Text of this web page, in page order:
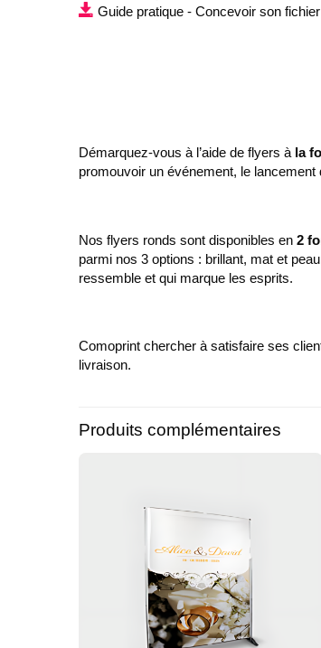
Guide pratique - Concevoir son
Démarquez-vous à l’aide de flyers à la
promouvoir un événement, le
Nos flyers ronds sont disponibles en 2
parmi nos 3 options : brillant, mat et
ressemble et qui marque les esprits.
Comoprint chercher à satisfaire ses
livraison.
Produits complémentaires